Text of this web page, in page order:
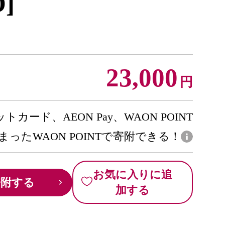
23,000 円
トカード、AEON Pay、WAON POINT
ったWAON POINTで寄附できる！
する
お気に入りに追
加する